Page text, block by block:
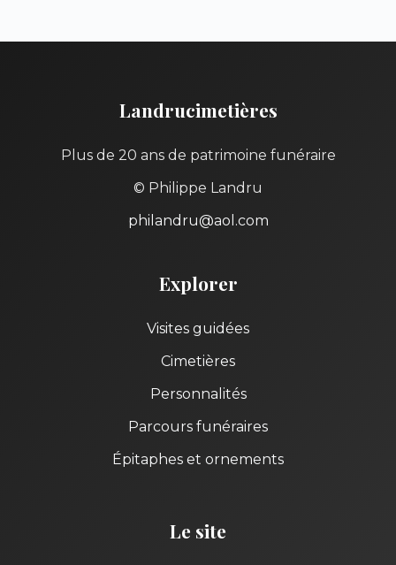
Landrucimetières
Plus de 20 ans de patrimoine funéraire
© Philippe Landru
philandru@aol.com
Explorer
Visites guidées
Cimetières
Personnalités
Parcours funéraires
Épitaphes et ornements
Le site